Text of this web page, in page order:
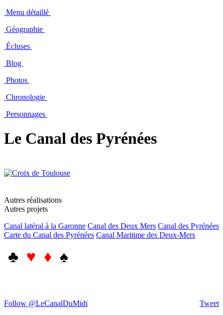
Menu détaillé
Géographie
Écluses
Blog
Photos
Chronologie
Personnages
Le Canal des Pyrénées
Autres réalisations
Autres projets
Canal latéral à la Garonne Canal des Deux Mers Canal des Pyrénées
Carte du Canal des Pyrénées Canal Maritime des Deux-Mers
♣ ♥ ♦ ♠
Tweet
Follow @LeCanalDuMidi